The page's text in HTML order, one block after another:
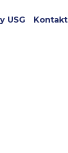
USG Kontakt